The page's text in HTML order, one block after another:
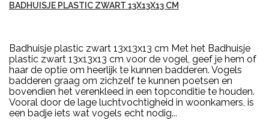
BADHUISJE PLASTIC ZWART 13X13X13 CM
Badhuisje plastic zwart 13x13x13 cm Met het Badhuisje
plastic zwart 13x13x13 cm voor de vogel, geef je hem of
haar de optie om heerlijk te kunnen badderen. Vogels
badderen graag om zichzelf te kunnen poetsen en
bovendien het verenkleed in een topconditie te houden.
Vooral door de lage luchtvochtigheid in woonkamers, is
een badje iets wat vogels echt nodig...